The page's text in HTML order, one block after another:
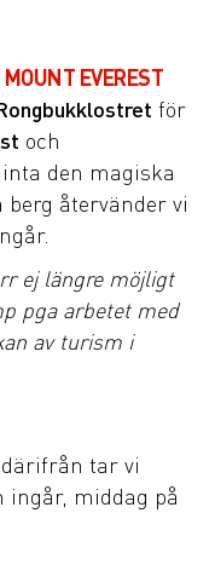
EVEREST
för
och
den magiska
återvänder vi
ej längre möjligt
pga arbetet med
av turism i
tar vi
middag på